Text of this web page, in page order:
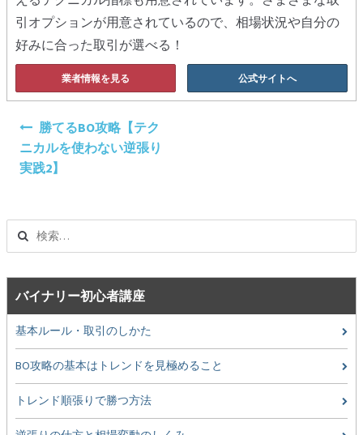
引オプションが用意されているので、相場状況や自分の
好みに合った取引が選べる！
業者情報を見る 公式サイトへ
ナ
ビ
ー
シ
ョ
ン
勝てるBO攻略【テク
ニカルを使わない逆張り
実践2】
バイナリー初心者講座
基本ルール・取引のしかた
BO攻略の基本はトレンドを見極めること
トレンド順張りで勝つ方法